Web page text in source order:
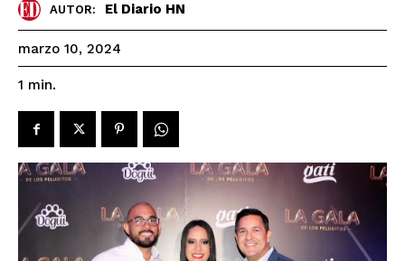
AUTOR: El Diario HN
marzo 10, 2024
1 min.